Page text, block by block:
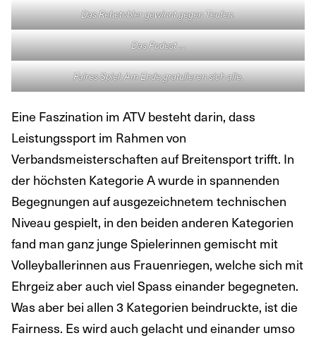
Das Rehetobler gewinnt gegen Teufen.
Das Podest …
Faires Spiel: Am Ende gratulieren sich alle.
Eine Faszination im ATV besteht darin, dass
Leistungssport im Rahmen von
Verbandsmeisterschaften auf Breitensport trifft. In
der höchsten Kategorie A wurde in spannenden
Begegnungen auf ausgezeichnetem technischen
Niveau gespielt, in den beiden anderen Kategorien
fand man ganz junge Spielerinnen gemischt mit
Volleyballerinnen aus Frauenriegen, welche sich mit
Ehrgeiz aber auch viel Spass einander begegneten.
Was aber bei allen 3 Kategorien beindruckte, ist die
Fairness. Es wird auch gelacht und einander umso